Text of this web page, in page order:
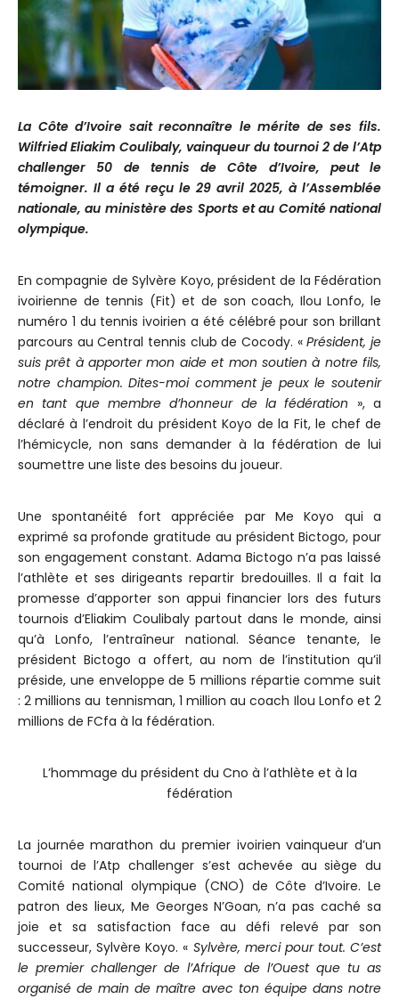
La Côte d’Ivoire sait reconnaître le mérite de ses fils.
Wilfried Eliakim Coulibaly, vainqueur du tournoi 2 de l’Atp
challenger 50 de tennis de Côte d’Ivoire, peut le
témoigner. Il a été reçu le 29 avril 2025, à l’Assemblée
nationale, au ministère des Sports et au Comité national
olympique.
En compagnie de Sylvère Koyo, président de la Fédération
ivoirienne de tennis (Fit) et de son coach, Ilou Lonfo, le
numéro 1 du tennis ivoirien a été célébré pour son brillant
parcours au Central tennis club de Cocody. «Président, je
suis prêt à apporter mon aide et mon soutien à notre fils,
notre champion. Dites-moi comment je peux le soutenir
en tant que membre d’honneur de la fédération », a
déclaré à l’endroit du président Koyo de la Fit, le chef de
l’hémicycle, non sans demander à la fédération de lui
soumettre une liste des besoins du joueur.
Une spontanéité fort appréciée par Me Koyo qui a
exprimé sa profonde gratitude au président Bictogo, pour
son engagement constant. Adama Bictogo n’a pas laissé
l’athlète et ses dirigeants repartir bredouilles. Il a fait la
promesse d’apporter son appui financier lors des futurs
tournois d’Eliakim Coulibaly partout dans le monde, ainsi
qu’à Lonfo, l’entraîneur national. Séance tenante, le
président Bictogo a offert, au nom de l’institution qu’il
préside, une enveloppe de 5 millions répartie comme suit
: 2 millions au tennisman, 1 million au coach Ilou Lonfo et 2
millions de FCfa à la fédération.
L’hommage du président du Cno à l’athlète et à la
fédération
La journée marathon du premier ivoirien vainqueur d’un
tournoi de l’Atp challenger s’est achevée au siège du
Comité national olympique (CNO) de Côte d’Ivoire. Le
patron des lieux, Me Georges N’Goan, n’a pas caché sa
joie et sa satisfaction face au défi relevé par son
successeur, Sylvère Koyo. « Sylvère, merci pour tout. C’est
le premier challenger de l’Afrique de l’Ouest que tu as
organisé de main de maître avec ton équipe dans notre